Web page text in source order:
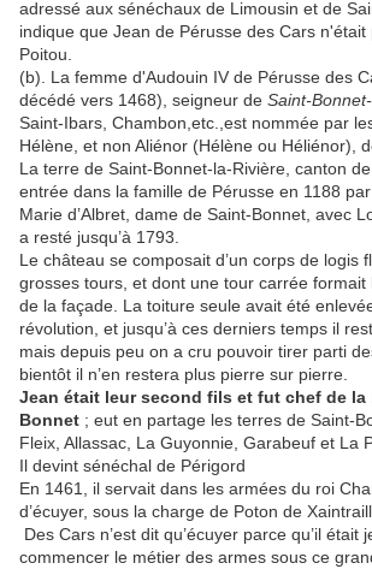
adressé aux sénéchaux de Limousin et de
indique que Jean de Pérusse des Cars n'était
Poitou.
(b). La femme d'Audouin IV de Pérusse des
décédé vers 1468), seigneur de Saint-Bonnet
Saint-Ibars, Chambon,etc.,est nommée par
Hélène, et non Aliénor (Hélène ou Héliénor),
La terre de Saint-Bonnet-la-Rivière, canton
entrée dans la famille de Pérusse en 1188
Marie d’Albret, dame de Saint-Bonnet, avec
a resté jusqu’à 1793.
Le château se composait d’un corps de logis
grosses tours, et dont une tour carrée formait
de la façade. La toiture seule avait été
révolution, et jusqu’à ces derniers temps il
mais depuis peu on a cru pouvoir tirer parti
bientôt il n’en restera plus pierre sur pierre.
Jean était leur second fils et fut chef de la
Bonnet ; eut en partage les terres de Saint-
Fleix, Allassac, La Guyonnie, Garabeuf et La
Il devint sénéchal de Périgord
En 1461, il servait dans les armées du roi
d’écuyer, sous la charge de Poton de
Des Cars n’est dit qu’écuyer parce qu’il était
commencer le métier des armes sous ce